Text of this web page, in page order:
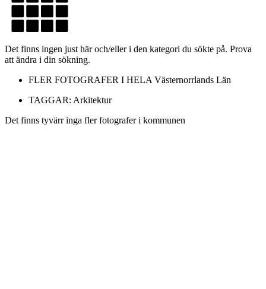
Det finns ingen just här och/eller i den kategori du sökte på. Prova
att ändra i din sökning.
FLER FOTOGRAFER I HELA Västernorrlands Län
TAGGAR: Arkitektur
Det finns tyvärr inga fler fotografer i kommunen